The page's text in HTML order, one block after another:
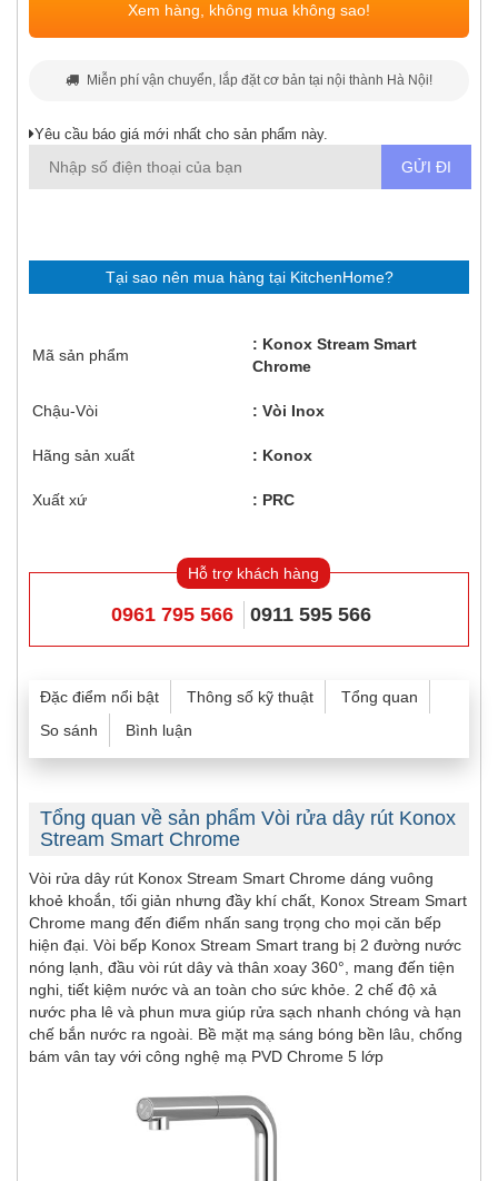
Xem hàng, không mua không sao!
Miễn phí vận chuyển, lắp đặt cơ bản tại nội thành Hà Nội!
Yêu cầu báo giá mới nhất cho sản phẩm này.
Tại sao nên mua hàng tại KitchenHome?
Mã sản phẩm
Konox Stream Smart
Chrome
Chậu-Vòi Vòi Inox
Hãng sản xuất Konox
Xuất xứ PRC
Hỗ trợ khách hàng
0961 795 566 0911 595 566
Đặc điểm nổi bật Thông số kỹ thuật
Tổng quan
So sánh
Bình luận
Tổng quan về sản phẩm Vòi rửa dây rút Konox
Stream Smart Chrome
Vòi rửa dây rút Konox Stream Smart Chrome dáng vuông
khoẻ khoắn, tối giản nhưng đầy khí chất, Konox Stream Smart
Chrome mang đến điểm nhấn sang trọng cho mọi căn bếp
hiện đại. Vòi bếp Konox Stream Smart trang bị 2 đường nước
nóng lạnh, đầu vòi rút dây và thân xoay 360°, mang đến tiện
nghi, tiết kiệm nước và an toàn cho sức khỏe. 2 chế độ xả
nước pha lê và phun mưa giúp rửa sạch nhanh chóng và hạn
chế bắn nước ra ngoài. Bề mặt mạ sáng bóng bền lâu, chống
bám vân tay với công nghệ mạ PVD Chrome 5 lớp